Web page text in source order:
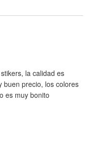
la calidad es
buen precio, los colores
es muy bonito